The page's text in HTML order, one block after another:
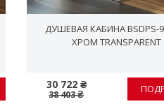
ДУШЕВАЯ КАБИНА BSDPS-
ХРОМ TRANSPARENT
30 722 ₴
38 403 ₴